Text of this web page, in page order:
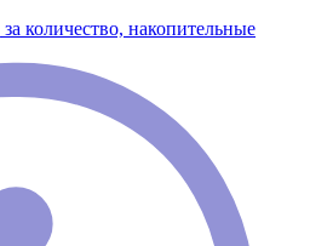
количество, накопительные